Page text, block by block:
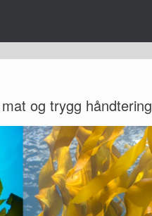
og trygg håndtering